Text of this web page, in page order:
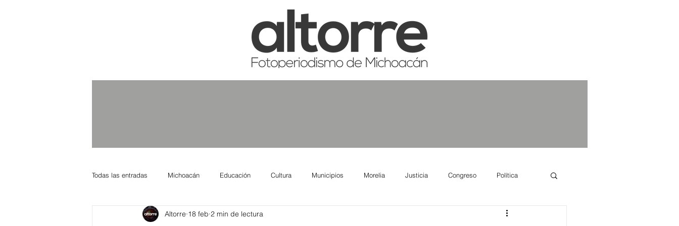
Todas las entradas Michoacán Educación Cultura Municipios Morelia Justicia Congreso Política
Nacional Internacional Columnistas Salud
Altorre 18 feb 2 min de lectura